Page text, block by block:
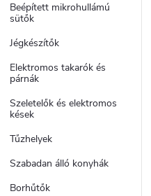
Beépített mikrohullámú
sütők
Jégkészítők
Elektromos takarók és
párnák
Szeletelők és elektromos
kések
Tűzhelyek
Szabadan álló konyhák
Borhűtők